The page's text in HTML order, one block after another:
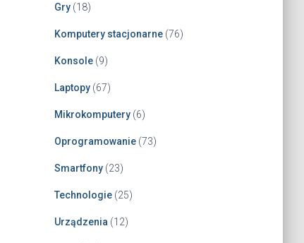
Gry(18)
Komputery stacjonarne(76)
Konsole(9)
Laptopy(67)
Mikrokomputery(6)
Oprogramowanie(73)
Smartfony(23)
Technologie(25)
Urządzenia (12)